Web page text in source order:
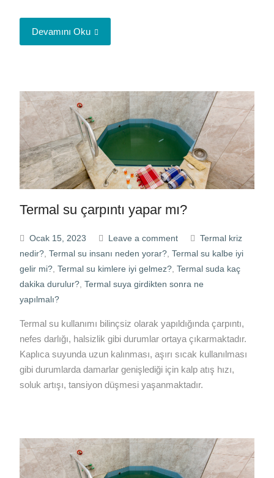
Devamını Oku
Termal su çarpıntı yapar mı?
Ocak 15, 2023 Leave a comment
Termal kriz
nedir?, Termal su insanı neden yorar?, Termal su kalbe iyi
gelir mi?, Termal su kimlere iyi gelmez?, Termal suda kaç
dakika durulur?, Termal suya girdikten sonra ne
yapılmalı?
Termal su kullanımı bilinçsiz olarak yapıldığında çarpıntı,
nefes darlığı, halsizlik gibi durumlar ortaya çıkarmaktadır.
Kaplıca suyunda uzun kalınması, aşırı sıcak kullanılması
gibi durumlarda damarlar genişlediği için kalp atış hızı,
soluk artışı, tansiyon düşmesi yaşanmaktadır.